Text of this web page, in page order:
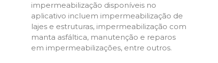
impermeabilização disponíveis no
aplicativo incluem impermeabilização de
lajes e estruturas, impermeabilização com
manta asfáltica, manutenção e reparos
em impermeabilizações, entre outros.